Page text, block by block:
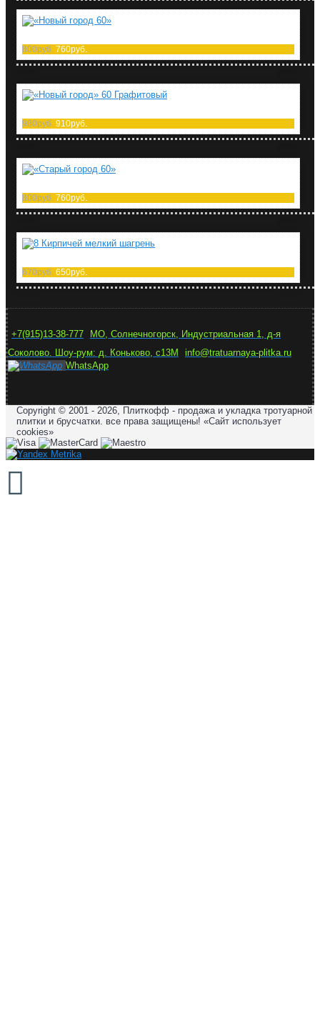
800руб. 760руб.
980руб. 910руб.
800руб. 760руб.
670руб. 650руб.
+7(915)13-38-777
МО, Солнечногорск, Индустриальная 1, д-я
Соколово. Шоу-рум: д. Коньково, с13М
info@tratuarnaya-plitka.ru
WhatsApp
Copyright © 2001 - 2026, Плиткофф - продажа и укладка тротуарной
плитки и брусчатки. все права защищены! «Сайт использует
cookies»